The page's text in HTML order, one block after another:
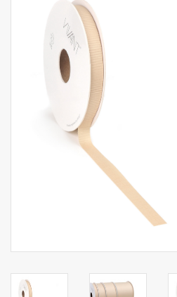
Inpakmaterialen